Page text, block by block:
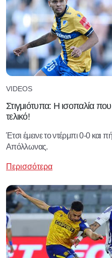
VIDEOS
Στιγμιότυπα: Η ισοπαλία
τελικό!
Έτσι έμεινε το ντέρμπι 0-0 και
Απόλλωνας.
Περισσότερα